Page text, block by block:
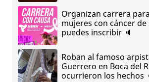
Organizan carrera
mujeres con cáncer
puedes inscribir 🔈
Roban al famoso
Guerrero en Boca del
ocurrieron los hechos